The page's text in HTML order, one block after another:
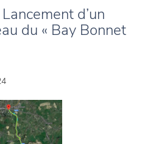
d’un
du « Bay Bonnet